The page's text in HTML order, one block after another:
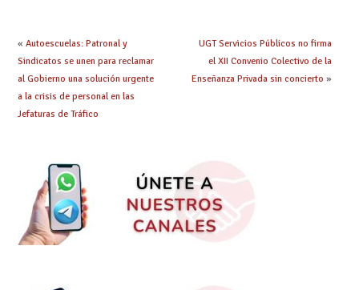
« Autoescuelas: Patronal y
Sindicatos se unen para reclamar
al Gobierno una solución urgente
a la crisis de personal en las
Jefaturas de Tráfico
UGT Servicios Públicos no firma
el XII Convenio Colectivo de la
Enseñanza Privada sin concierto »